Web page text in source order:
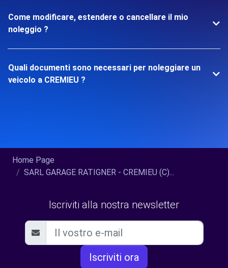
Come modificare, estendere o cancellare il mio
noleggio ?
Quali documenti sono necessari per noleggiare un
veicolo a CREMIEU ?
Home Page
SARL GARAGE RATIGNER - CREMIEU (C)...
Iscriviti alla nostra newsletter
Iscriviti ora